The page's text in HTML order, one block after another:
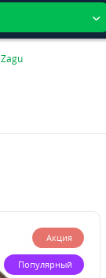
Zagu
Акция
Популярный